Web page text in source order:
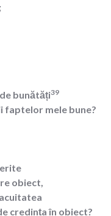
bunătăți39
faptelor mele bune?
obiect,
credința în obiect?